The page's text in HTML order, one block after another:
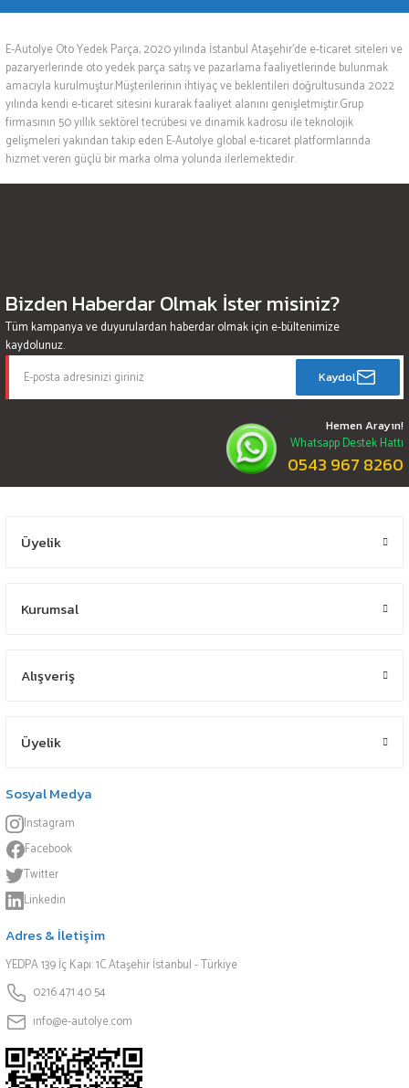
E-Autolye Oto Yedek Parça, 2020 yılında İstanbul Ataşehir’de e-ticaret siteleri ve
pazaryerlerinde oto yedek parça satış ve pazarlama faaliyetlerinde bulunmak
amacıyla kurulmuştur.Müşterilerinin ihtiyaç ve beklentileri doğrultusunda 2022
yılında kendi e-ticaret sitesini kurarak faaliyet alanını genişletmiştir.Grup
firmasının 50 yıllık sektörel tecrübesi ve dinamik kadrosu ile teknolojik
gelişmeleri yakından takip eden E-Autolye global e-ticaret platformlarında
hizmet veren güçlü bir marka olma yolunda ilerlemektedir.
Bizden Haberdar Olmak İster misiniz?
Tüm kampanya ve duyurulardan haberdar olmak için e-bültenimize
kaydolunuz.
Kaydol
Hemen Arayın!
Whatsapp Destek Hattı
0543 967 8260
Üyelik
Kurumsal
Alışveriş
Üyelik
Sosyal Medya
Instagram
Facebook
Twitter
Linkedin
Adres & İletişim
YEDPA 139 İç Kapı: 1C Ataşehir İstanbul - Türkiye
0216 471 40 54
info@e-autolye.com